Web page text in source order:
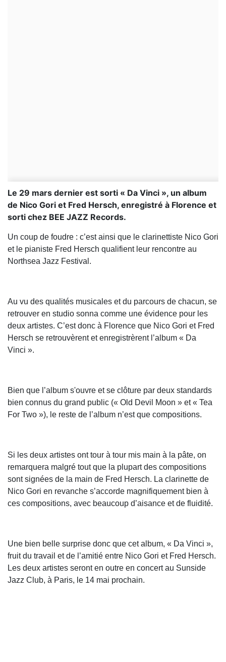
Le 29 mars dernier est sorti « Da Vinci », un album
de Nico Gori et Fred Hersch, enregistré à Florence et
sorti chez BEE JAZZ Records.
Un coup de foudre : c’est ainsi que le clarinettiste Nico Gori
et le pianiste Fred Hersch qualifient leur rencontre au
Northsea Jazz Festival.
Au vu des qualités musicales et du parcours de chacun, se
retrouver en studio sonna comme une évidence pour les
deux artistes. C’est donc à Florence que Nico Gori et Fred
Hersch se retrouvèrent et enregistrèrent l’album « Da
Vinci ».
Bien que l’album s'ouvre et se clôture par deux standards
bien connus du grand public (« Old Devil Moon » et « Tea
For Two »), le reste de l’album n’est que compositions.
Si les deux artistes ont tour à tour mis main à la pâte, on
remarquera malgré tout que la plupart des compositions
sont signées de la main de Fred Hersch. La clarinette de
Nico Gori en revanche s’accorde magnifiquement bien à
ces compositions, avec beaucoup d’aisance et de fluidité.
Une bien belle surprise donc que cet album, « Da Vinci »,
fruit du travail et de l’amitié entre Nico Gori et Fred Hersch.
Les deux artistes seront en outre en concert au Sunside
Jazz Club, à Paris, le 14 mai prochain.